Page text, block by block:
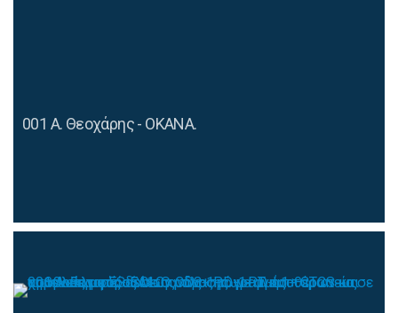
001 Α. Θεοχάρης - ΟΚΑΝΑ.